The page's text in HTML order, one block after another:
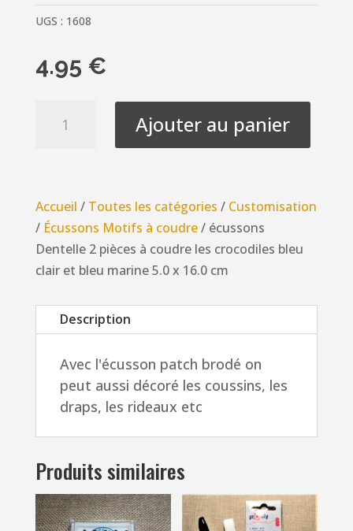
UGS : 1608
4.95 €
pièces
à
coudre
les
crocodiles
marine
16.0
cm
Ajouter au panier
Accueil / Toutes les catégories / Customisation
/ Écussons Motifs à coudre/ écussons
Dentelle 2 pièces à coudre les crocodiles bleu
clair et bleu marine 5.0 x 16.0 cm
Description
Avec l'écusson patch brodé on
peut aussi décoré les coussins, les
draps, les rideaux etc
Produits similaires